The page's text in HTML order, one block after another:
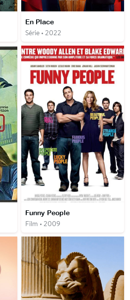
En Place
Série • 2022
Funny People
Film • 2009